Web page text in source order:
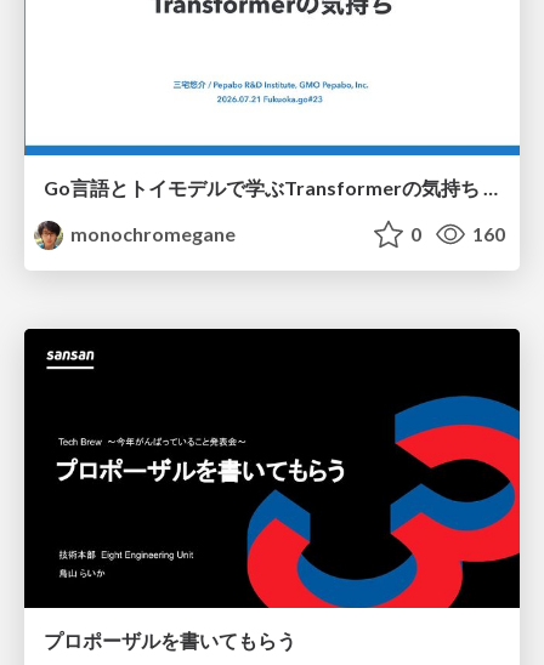
Go言語とトイモデルで学ぶTransformerの気持ち / fukuokago23-transformer
monochromegane
0 160
プロポーザルを書いてもらう